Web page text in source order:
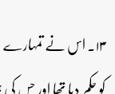
۱۳۔ اس نے